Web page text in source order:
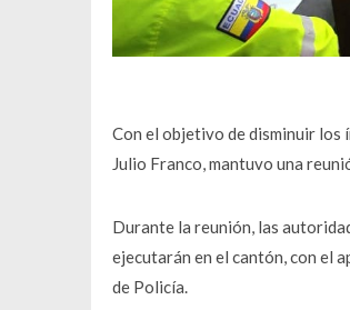
Con el objetivo de disminuir los
Julio Franco, mantuvo una
Durante la reunión, las
ejecutarán en el cantón, con el
de Policía.